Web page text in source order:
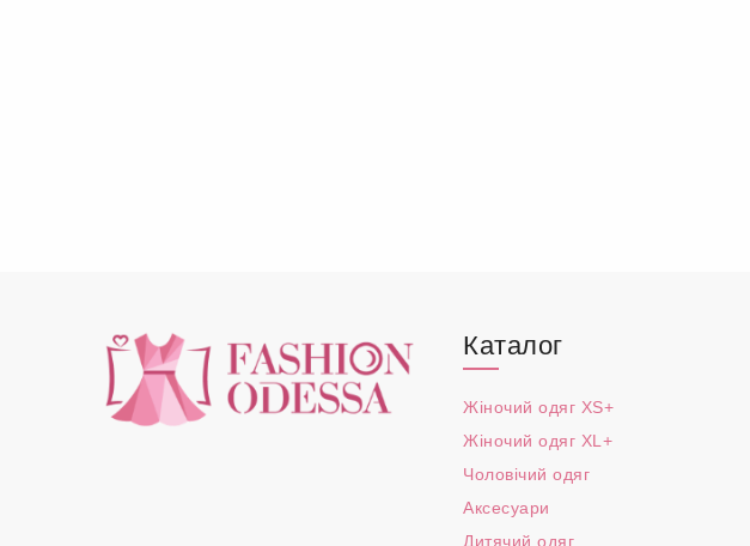
Каталог
Жіночий одяг XS+
Жіночий одяг XL+
Чоловічий одяг
Аксесуари
Дитячий одяг